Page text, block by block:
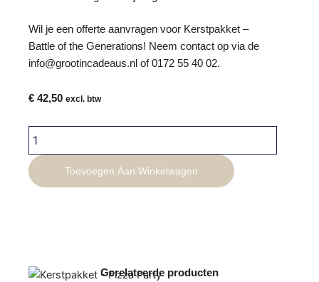
Wil je een offerte aanvragen voor Kerstpakket –
Battle of the Generations! Neem contact op via de
info@grootincadeaus.nl of0172 55 40 02.
€ 42,50 excl. btw
Battle
of
the
Toevoegen Aan Winkelwagen
Gerelateerde producten